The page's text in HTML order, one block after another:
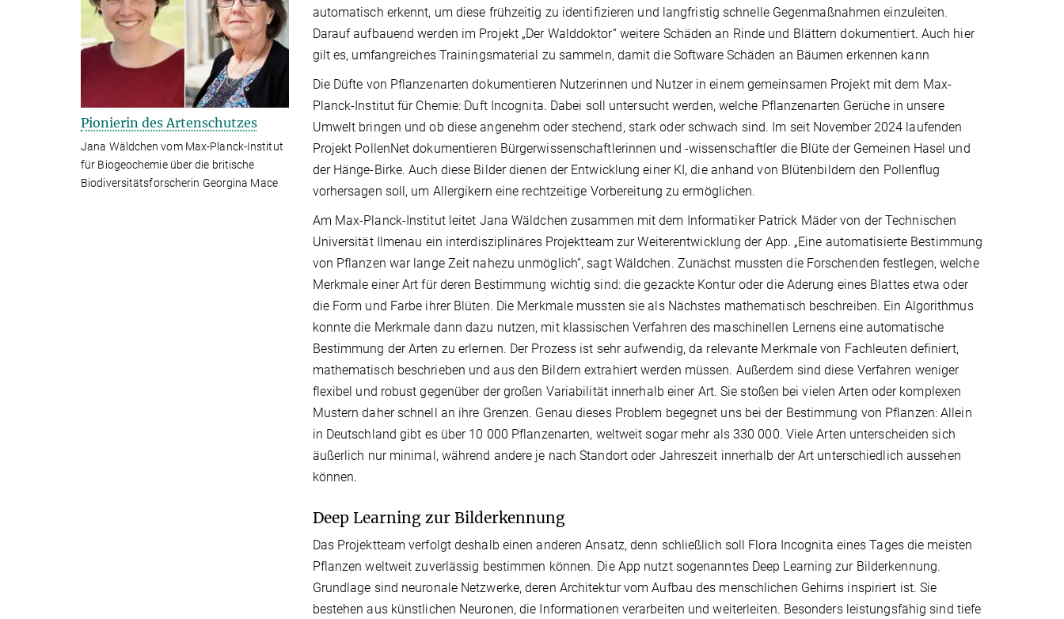
automatisch erkennt, um diese frühzeitig zu identifizieren und langfristig schnelle Gegenmaßnahmen einzuleiten.
Darauf aufbauend werden im Projekt „Der Walddoktor“ weitere Schäden an Rinde und Blättern dokumentiert. Auch hier
gilt es, umfangreiches Trainingsmaterial zu sammeln, damit die Software Schäden an Bäumen erkennen kann
Die Düfte von Pflanzenarten dokumentieren Nutzerinnen und Nutzer in einem gemeinsamen Projekt mit dem Max-
Planck-Institut für Chemie: Duft Incognita. Dabei soll untersucht werden, welche Pflanzenarten Gerüche in unsere
Umwelt bringen und ob diese angenehm oder stechend, stark oder schwach sind. Im seit November 2024 laufenden
Projekt PollenNet dokumentieren Bürgerwissenschaftlerinnen und -wissenschaftler die Blüte der Gemeinen Hasel und
der Hänge-Birke. Auch diese Bilder dienen der Entwicklung einer KI, die anhand von Blütenbildern den Pollenflug
vorhersagen soll, um Allergikern eine rechtzeitige Vorbereitung zu ermöglichen.
Am Max-Planck-Institut leitet Jana Wäldchen zusammen mit dem Informatiker Patrick Mäder von der Technischen
Universität Ilmenau ein interdisziplinäres Projektteam zur Weiterentwicklung der App. „Eine automatisierte Bestimmung
von Pflanzen war lange Zeit nahezu unmöglich“, sagt Wäldchen. Zunächst mussten die Forschenden festlegen, welche
Merkmale einer Art für deren Bestimmung wichtig sind: die gezackte Kontur oder die Aderung eines Blattes etwa oder
die Form und Farbe ihrer Blüten. Die Merkmale mussten sie als Nächstes mathematisch beschreiben. Ein Algorithmus
konnte die Merkmale dann dazu nutzen, mit klassischen Verfahren des maschinellen Lernens eine automatische
Bestimmung der Arten zu erlernen. Der Prozess ist sehr aufwendig, da relevante Merkmale von Fachleuten definiert,
mathematisch beschrieben und aus den Bildern extrahiert werden müssen. Außerdem sind diese Verfahren weniger
flexibel und robust gegenüber der großen Variabilität innerhalb einer Art. Sie stoßen bei vielen Arten oder komplexen
Mustern daher schnell an ihre Grenzen. Genau dieses Problem begegnet uns bei der Bestimmung von Pflanzen: Allein
in Deutschland gibt es über 10 000 Pflanzenarten, weltweit sogar mehr als 330 000. Viele Arten unterscheiden sich
äußerlich nur minimal, während andere je nach Standort oder Jahreszeit innerhalb der Art unterschiedlich aussehen
können.
Deep Learning zur Bilderkennung
Das Projektteam verfolgt deshalb einen anderen Ansatz, denn schließlich soll Flora Incognita eines Tages die meisten
Pflanzen weltweit zuverlässig bestimmen können. Die App nutzt sogenanntes Deep Learning zur Bilderkennung.
Grundlage sind neuronale Netzwerke, deren Architektur vom Aufbau des menschlichen Gehirns inspiriert ist. Sie
bestehen aus künstlichen Neuronen, die Informationen verarbeiten und weiterleiten. Besonders leistungsfähig sind tiefe
Pionierin des Artenschutzes
Jana Wäldchen vom Max-Planck-Institut
für Biogeochemie über die britische
Biodiversitätsforscherin Georgina Mace